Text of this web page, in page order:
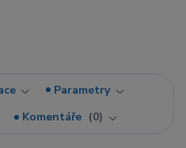
Parametry
Komentáře 0